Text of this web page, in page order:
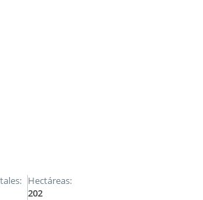
Hectáreas:
202